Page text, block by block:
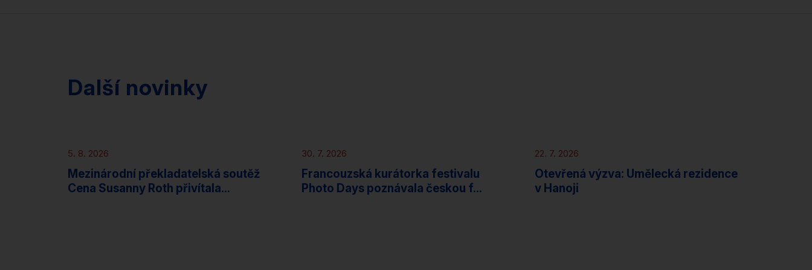
Další novinky
5. 8. 2026
Mezinárodní překladatelská soutěž
Cena Susanny Roth přivítala...
30. 7. 2026
Francouzská kurátorka festivalu
Photo Days poznávala českou f...
22. 7. 2026
Otevřená výzva: Umělecká rezidence
v Hanoji